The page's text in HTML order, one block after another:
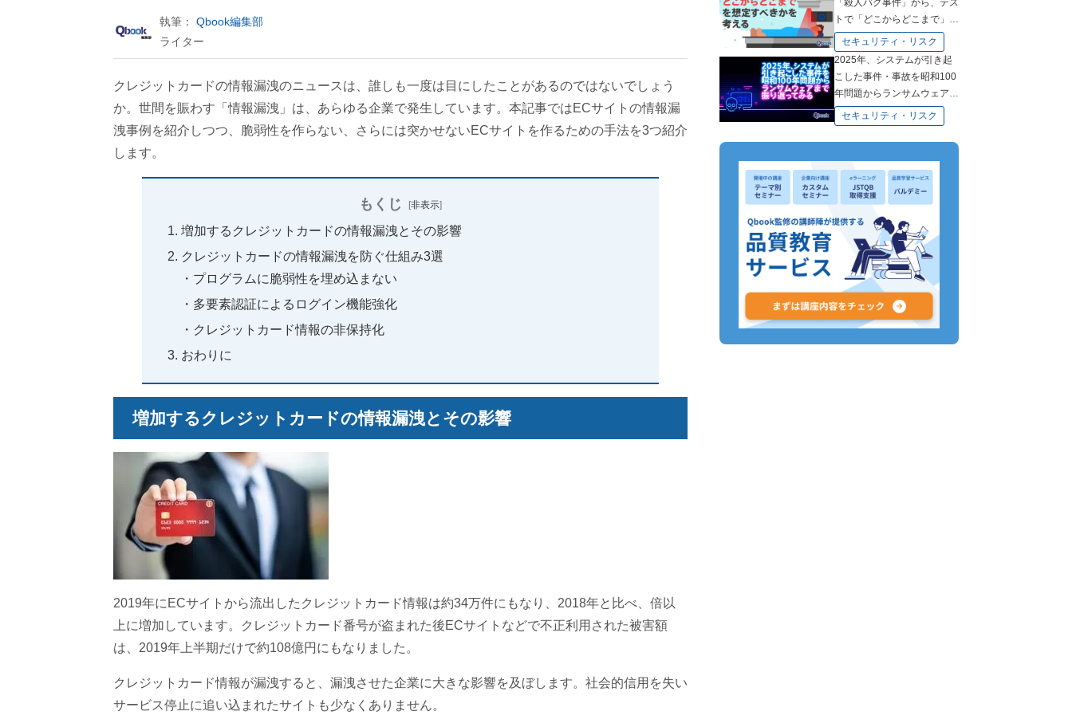
執筆： Qbook編集部
ライター
クレジットカードの情報漏洩のニュースは、誰しも一度は目にしたことがあるのではないでしょう
か。世間を賑わす「情報漏洩」は、あらゆる企業で発生しています。本記事ではECサイトの情報漏
洩事例を紹介しつつ、脆弱性を作らない、さらには突かせないECサイトを作るための手法を3つ紹介
します。
もくじ [非表示]
増加するクレジットカードの情報漏洩とその影響
クレジットカードの情報漏洩を防ぐ仕組み3選
プログラムに脆弱性を埋め込まない
多要素認証によるログイン機能強化
クレジットカード情報の非保持化
おわりに
増加するクレジットカードの情報漏洩とその影響
2019年にECサイトから流出したクレジットカード情報は約34万件にもなり、2018年と比べ、倍以
上に増加しています。クレジットカード番号が盗まれた後ECサイトなどで不正利用された被害額
は、2019年上半期だけで約108億円にもなりました。
クレジットカード情報が漏洩すると、漏洩させた企業に大きな影響を及ぼします。社会的信用を失い
サービス停止に追い込まれたサイトも少なくありません。
「殺人バグ事件」から、テス
トで「どこからどこまで」を
想定すべきかを考える
セキュリティ・リスク
2025年、システムが引き起
こした事件・事故を昭和100
年問題からランサムウェアま
で振り返ってみる
セキュリティ・リスク